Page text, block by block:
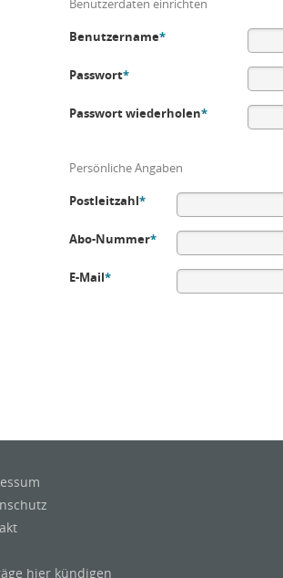
Benutzerdaten einrichten
Benutzername*
Passwort*
Passwort wiederholen*
Persönliche Angaben
Postleitzahl*
Abo-Nummer*
E-Mail*
hier kündigen